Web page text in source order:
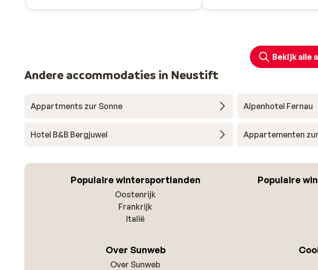
Bekijk alle
Andere accommodaties in Neustift
Appartments zur Sonne Alpenhotel Fernau
Hotel B&B Bergjuwel Appartementen
Populaire wintersportlanden
Oostenrijk
Frankrijk
Italië
Populaire
Over Sunweb
Over Sunweb